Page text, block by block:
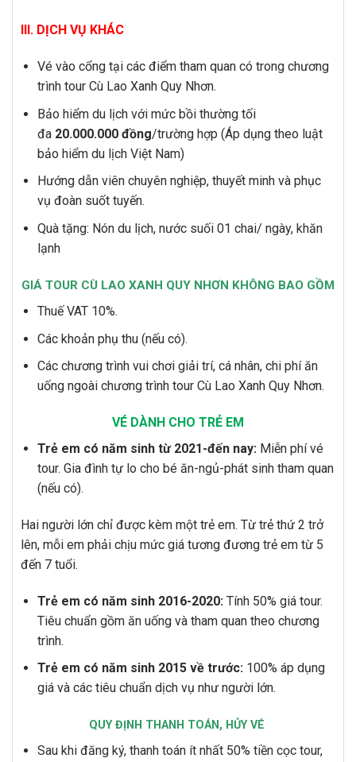
III. DỊCH VỤ KHÁC
Vé vào cổng tại các điểm tham quan có trong chương
trình tour Cù Lao Xanh Quy Nhơn.
Bảo hiểm du lịch với mức bồi thường tối
đa 20.000.000 đồng/trường hợp (Áp dụng theo luật
bảo hiểm du lịch Việt Nam)
Hướng dẫn viên chuyên nghiệp, thuyết minh và phục
vụ đoàn suốt tuyến.
Quà tặng: Nón du lịch, nước suối 01 chai/ ngày, khăn
lạnh
GIÁ TOUR CÙ LAO XANH QUY NHƠN KHÔNG BAO GỒM
Thuế VAT 10%.
Các khoản phụ thu (nếu có).
Các chương trình vui chơi giải trí, cá nhân, chi phí ăn
uống ngoài chương trình tour Cù Lao Xanh Quy Nhơn.
VÉ DÀNH CHO TRẺ EM
Trẻ em có năm sinh từ 2021-đến nay:Miễn phí vé
tour. Gia đình tự lo cho bé ăn-ngủ-phát sinh tham quan
(nếu có).
Hai người lớn chỉ được kèm một trẻ em. Từ trẻ thứ 2 trở
lên, mỗi em phải chịu mức giá tương đương trẻ em từ 5
đến 7 tuổi.
Trẻ em có năm sinh 2016-2020: Tính 50% giá tour.
Tiêu chuẩn gồm ăn uống và tham quan theo chương
trình.
Trẻ em có năm sinh 2015 về trước:100% áp dụng
giá và các tiêu chuẩn dịch vụ như người lớn.
QUY ĐỊNH THANH TOÁN, HỦY VÉ
Sau khi đăng ký, thanh toán ít nhất 50% tiền cọc tour,